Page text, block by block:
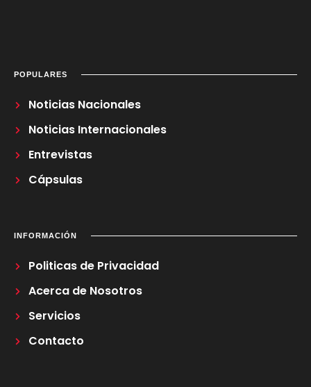
POPULARES
Noticias Nacionales
Noticias Internacionales
Entrevistas
Cápsulas
INFORMACIÓN
Politicas de Privacidad
Acerca de Nosotros
Servicios
Contacto